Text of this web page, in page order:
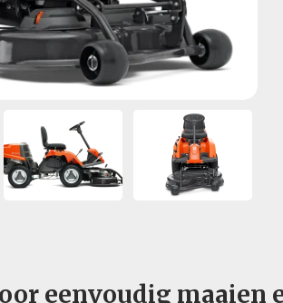
eenvoudig maaien